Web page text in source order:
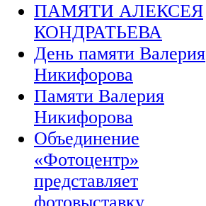
ПАМЯТИ АЛЕКСЕЯ
КОНДРАТЬЕВА
День памяти Валерия
Никифорова
Памяти Валерия
Никифорова
Объединение
«Фотоцентр»
представляет